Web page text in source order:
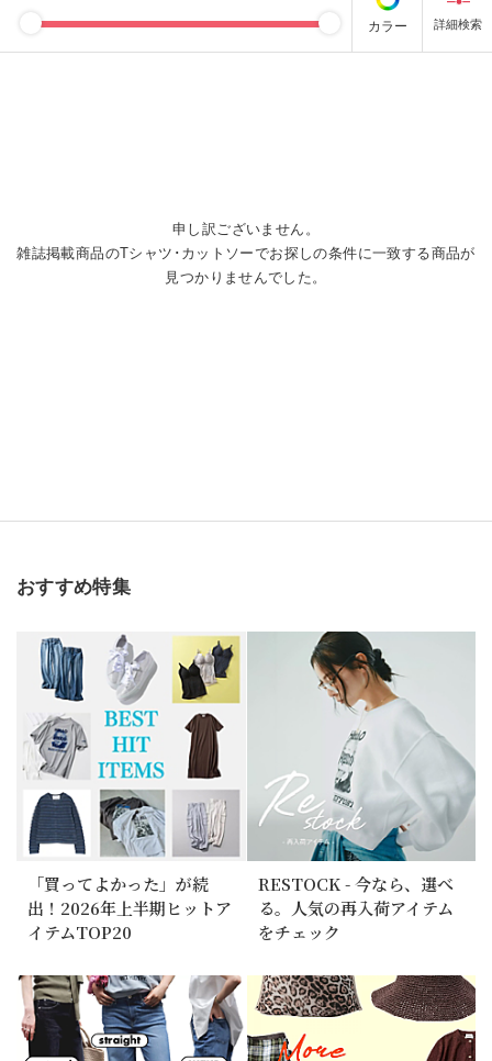
カラー
申し訳ございません。
雑誌掲載商品のTシャツ･カットソーでお探しの条件に一致する商品が
見つかりませんでした。
おすすめ特集
「買ってよかった」が続
出！2026年上半期ヒットア
イテムTOP20
RESTOCK - 今なら、選べ
る。人気の再入荷アイテム
をチェック